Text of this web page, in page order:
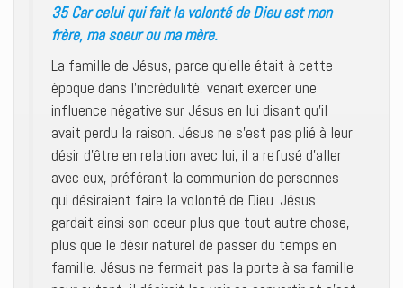
35 Car celui qui fait la volonté de Dieu est mon
frère, ma soeur ou ma mère.
La famille de Jésus, parce qu’elle était à cette
époque dans l’incrédulité, venait exercer une
influence négative sur Jésus en lui disant qu’il
avait perdu la raison. Jésus ne s’est pas plié à leur
désir d’être en relation avec lui, il a refusé d’aller
avec eux, préférant la communion de personnes
qui désiraient faire la volonté de Dieu. Jésus
gardait ainsi son coeur plus que tout autre chose,
plus que le désir naturel de passer du temps en
famille. Jésus ne fermait pas la porte à sa famille